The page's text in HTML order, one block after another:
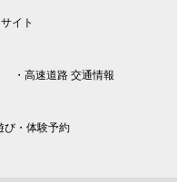
イト
・高速道路 交通情報
・体験予約